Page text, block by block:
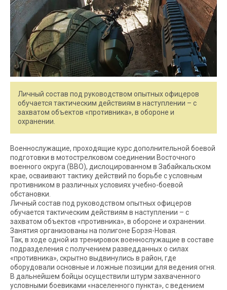
Личный состав под руководством опытных офицеров
обучается тактическим действиям в наступлении – с
захватом объектов «противника», в обороне и
охранении.
Военнослужащие, проходящие курс дополнительной боевой
подготовки в мотострелковом соединении Восточного
военного округа (ВВО), дислоцированном в Забайкальском
крае, осваивают тактику действий по борьбе с условным
противником в различных условиях учебно-боевой
обстановки.
Личный состав под руководством опытных офицеров
обучается тактическим действиям в наступлении – с
захватом объектов «противника», в обороне и охранении.
Занятия организованы на полигоне Борзя-Новая.
Так, в ходе одной из тренировок военнослужащие в составе
подразделения с получением разведданных о силах
«противника», скрытно выдвинулись в район, где
оборудовали основные и ложные позиции для ведения огня.
В дальнейшем бойцы осуществили штурм захваченного
условными боевиками «населенного пункта», с ведением